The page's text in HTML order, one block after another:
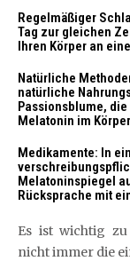
Regelmäßiger
Tag zur gleichen
Ihren Körper an
Natürliche
natürliche
Passionsblume,
Melatonin im
Medikamente: In
Melatoninspiegel
Rücksprache mit
Es ist wichtig
nicht immer die